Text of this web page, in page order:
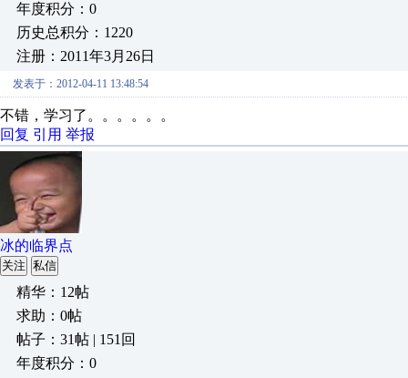
年度积分：0
历史总积分：1220
注册：2011年3月26日
发表于：2012-04-11 13:48:54
不错，学习了。。。。。。
回复 引用 举报
冰的临界点
关注 私信
精华：12帖
求助：0帖
帖子：31帖 | 151回
年度积分：0